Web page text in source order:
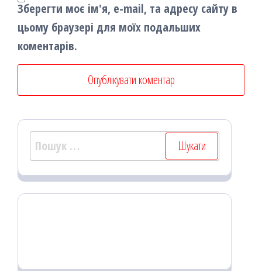
Зберегти моє ім'я, e-mail, та адресу сайту в
цьому браузері для моїх подальших
коментарів.
Пошук: